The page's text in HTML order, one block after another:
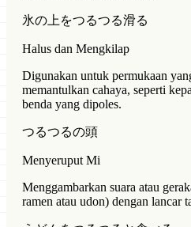
氷の上をつるつる滑る
Halus dan Mengkilap
Digunakan untuk permukaan
memantulkan cahaya, seperti
benda yang dipoles.
つるつるの頭
Menyeruput Mi
Menggambarkan suara atau
ramen atau udon) dengan lancar